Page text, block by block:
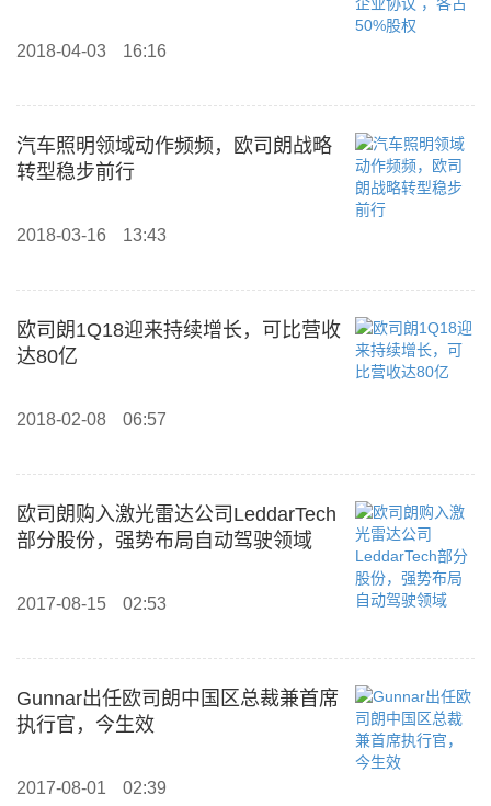
2018-04-03 16:16
汽车照明领域动作频频，欧司朗战略
转型稳步前行
2018-03-16 13:43
欧司朗1Q18迎来持续增长，可比营收
达80亿
2018-02-08 06:57
欧司朗购入激光雷达公司LeddarTech
部分股份，强势布局自动驾驶领域
2017-08-15 02:53
Gunnar出任欧司朗中国区总裁兼首席
执行官，今生效
2017-08-01 02:39